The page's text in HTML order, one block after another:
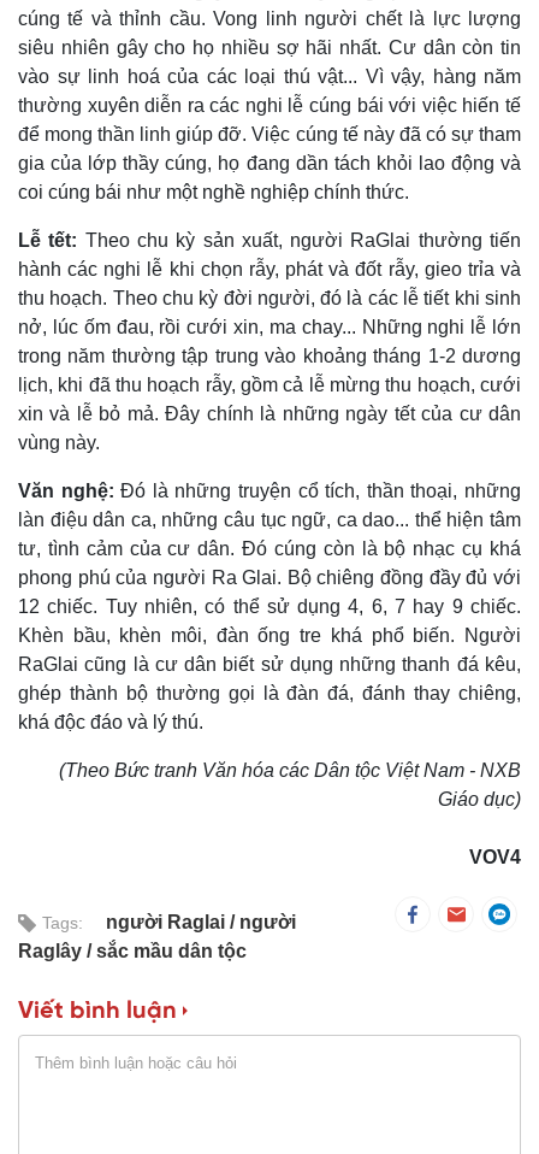
cúng tế và thỉnh cầu. Vong linh người chết là lực lượng
siêu nhiên gây cho họ nhiều sợ hãi nhất. Cư dân còn tin
vào sự linh hoá của các loại thú vật... Vì vậy, hàng năm
thường xuyên diễn ra các nghi lễ cúng bái với việc hiến tế
để mong thần linh giúp đỡ. Việc cúng tế này đã có sự tham
gia của lớp thầy cúng, họ đang dần tách khỏi lao động và
coi cúng bái như một nghề nghiệp chính thức.
Lễ tết: Theo chu kỳ sản xuất, người RaGlai thường tiến
hành các nghi lễ khi chọn rẫy, phát và đốt rẫy, gieo trỉa và
thu hoạch. Theo chu kỳ đời người, đó là các lễ tiết khi sinh
nở, lúc ốm đau, rồi cưới xin, ma chay... Những nghi lễ lớn
trong năm thường tập trung vào khoảng tháng 1-2 dương
lịch, khi đã thu hoạch rẫy, gồm cả lễ mừng thu hoạch, cưới
xin và lễ bỏ mả. Ðây chính là những ngày tết của cư dân
vùng này.
Văn nghệ:Ðó là những truyện cổ tích, thần thoại, những
làn điệu dân ca, những câu tục ngữ, ca dao... thể hiện tâm
tư, tình cảm của cư dân. Ðó cúng còn là bộ nhạc cụ khá
phong phú của người Ra Glai. Bộ chiêng đồng đầy đủ với
12 chiếc. Tuy nhiên, có thể sử dụng 4, 6, 7 hay 9 chiếc.
Khèn bầu, khèn môi, đàn ống tre khá phổ biến. Người
RaGlai cũng là cư dân biết sử dụng những thanh đá kêu,
ghép thành bộ thường gọi là đàn đá, đánh thay chiêng,
khá độc đáo và lý thú.
(Theo Bức tranh Văn hóa các Dân tộc Việt Nam - NXB
Giáo dục)
VOV4
Tags: người Raglai
người
Raglây
sắc mầu dân tộc
Viết bình luận